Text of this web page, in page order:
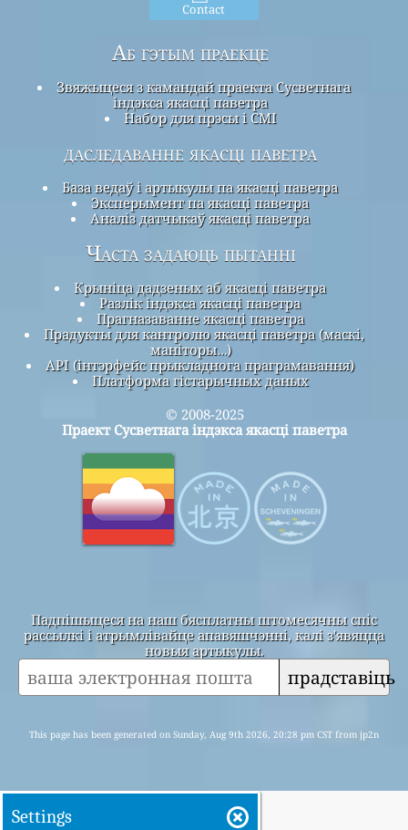
Contact
Аб гэтым праекце
Звяжыцеся з камандай праекта Сусветнага
індэкса якасці паветра
Набор для прэсы і СМІ
даследаванне якасці паветра
База ведаў і артыкулы па якасці паветра
Эксперымент па якасці паветра
Аналіз датчыкаў якасці паветра
Часта задаюць пытанні
Крыніца дадзеных аб якасці паветра
Разлік індэкса якасці паветра
Прагназаванне якасці паветра
Прадукты для кантролю якасці паветра (маскі,
маніторы…)
API (інтэрфейс прыкладнога праграмавання)
Платформа гістарычных даных
© 2008-2025
Праект Сусветнага індэкса якасці паветра
Падпішыцеся на наш бясплатны штомесячны спіс
рассылкі і атрымлівайце апавяшчэнні, калі з'явяцца
новыя артыкулы.
прадставіць
This page has been generated on Sunday, Aug 9th 2026, 20:28 pm CST from jp2n
Settings